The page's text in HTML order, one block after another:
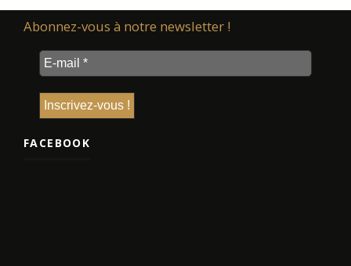
Abonnez-vous à notre newsletter !
FACEBOOK